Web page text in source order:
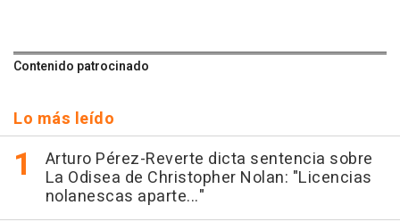
Contenido patrocinado
Lo más leído
Arturo Pérez-Reverte dicta sentencia sobre
La Odisea de Christopher Nolan: "Licencias
nolanescas aparte..."